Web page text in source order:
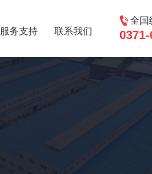
服务支持 联系我们
全国